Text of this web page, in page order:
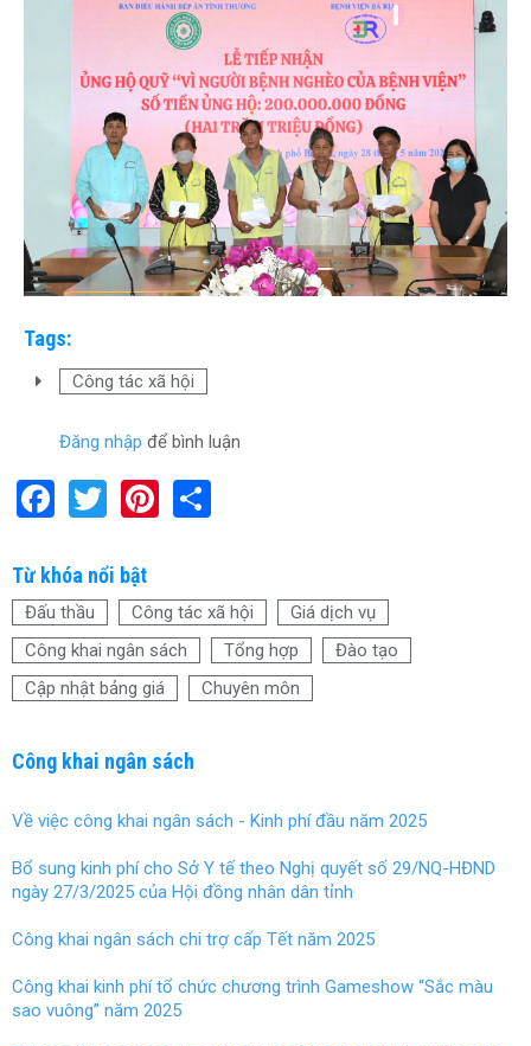
Tags:
Công tác xã hội
Đăng nhập để bình luận
F
ce
b
o
o
T
tt
er
Pi
es
t
e
Từ khóa nổi bật
Đấu thầu Công tác xã hội
Giá dịch vụ
Công khai ngân sách
Tổng hợp
Đào tạo
Cập nhật bảng giá
Chuyên môn
Công khai ngân sách
Về việc công khai ngân sách - Kinh phí đầu năm 2025
Bổ sung kinh phí cho Sở Y tế theo Nghị quyết số 29/NQ-HĐND
ngày 27/3/2025 của Hội đồng nhân dân tỉnh
Công khai ngân sách chi trợ cấp Tết năm 2025
Công khai kinh phí tổ chức chương trình Gameshow “Sắc màu
sao vuông” năm 2025